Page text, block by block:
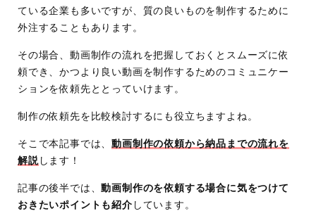
ている企業も多いですが、質の良いものを制作するために
外注することもあります。
その場合、動画制作の流れを把握しておくとスムーズに依
頼でき、かつより良い動画を制作するためのコミュニケー
ションを依頼先ととっていけます。
制作の依頼先を比較検討するにも役立ちますよね。
そこで本記事では、動画制作の依頼から納品までの流れを
解説 します！
記事の後半では、動画制作のを依頼する場合に気をつけて
おきたいポイントも紹介 しています。